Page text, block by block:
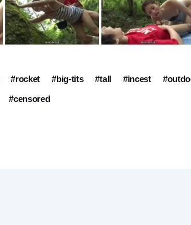
#rocket #big-tits #tall #incest
#censored